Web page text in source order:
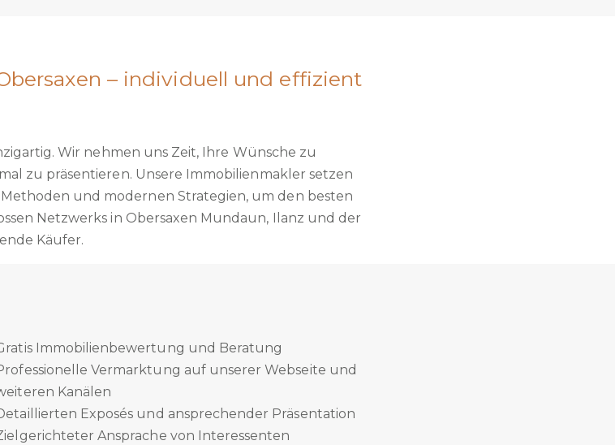
– individuell und effizient
Wir nehmen uns Zeit, Ihre Wünsche zu
zu präsentieren. Unsere Immobilienmakler setzen
und modernen Strategien, um den besten
Netzwerks in Obersaxen Mundaun, Ilanz und der
Käufer.
Immobilienbewertung und Beratung
Vermarktung auf unserer Webseite und
Kanälen
Exposés und ansprechender Präsentation
Ansprache von Interessenten